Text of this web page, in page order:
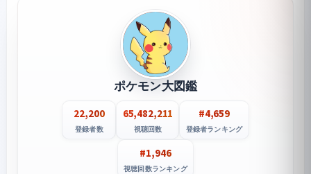
ポケモン大図鑑
22,200
登録者数
65,482,211
視聴回数
#4,659
登録者ランキング
#1,946
視聴回数ランキング